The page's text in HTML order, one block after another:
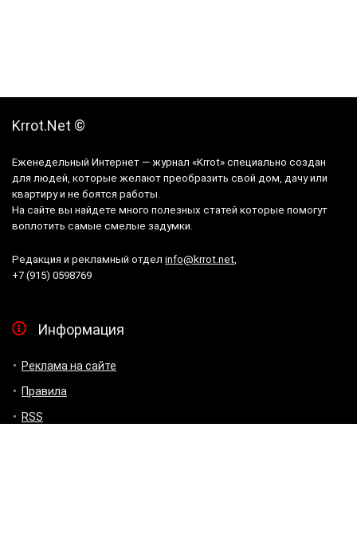
Krrot.Net ©
Еженедельный Интернет — журнал «Krrot» специально создан
для людей, которые желают преобразить свой дом, дачу или
квартиру и не боятся работы.
На сайте вы найдете много полезных статей которые помогут
воплотить самые смелые задумки.
Редакция и рекламный отдел info@krrot.net
+7 (915) 0598769
Информация
Реклама на сайте
Правила
RSS